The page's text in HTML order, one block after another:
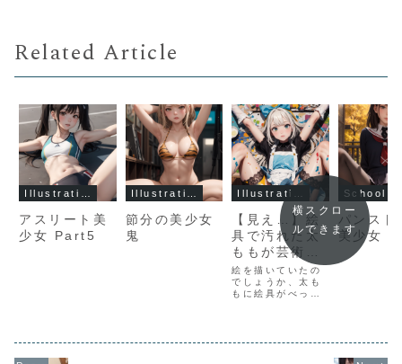
Related Article
アスリート美
少女 Part5
節分の美少女
鬼
【見え…】絵
具で汚れた太
ももが芸術
的！開脚する
アリス風美少
女
絵を描いていたの
でしょうか、太も
もに絵具がべっち
パンスト
美少女
横スクロー
ルできます